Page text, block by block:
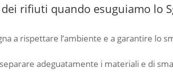
rifiuti quando esuguiamo lo
a rispettare l’ambiente e a garantire lo
adeguatamente i materiali e di